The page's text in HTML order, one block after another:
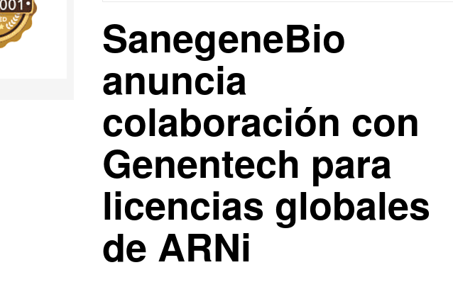
SanegeneBio
anuncia
colaboración con
Genentech para
licencias globales
de ARNi